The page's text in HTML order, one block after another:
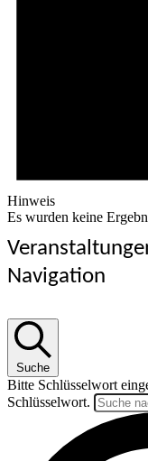
Hinweis
Es wurden keine
Navigation
Suche
Bitte Schlüsselwort
Schlüsselwort.